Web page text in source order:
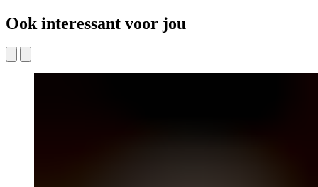
Ook interessant voor jou